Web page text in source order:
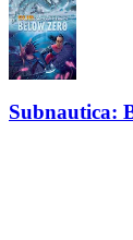
Subnautica: